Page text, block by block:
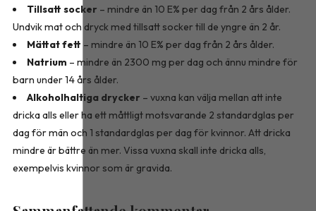
Tillsatt socker – mindre än 10 E% per dag från 2 års ålder.
Undvik mat och dryck med tillsatt socker till de yngre än 2 år.
Mättat fett – mindre än 10 E% per dag från 2 års ålder.
Natrium – mindre än 2300 mg per dag och ännu mindre för
barn under 14 års ålder.
Alkoholhaltiga drycker – vuxna kan välja mellan att inte
dricka alls eller ha ett måttligt motsvarande 2 standardglas per
dag för män och 1 standardglas per dag för kvinnor. Att dricka
mindre är bättre än mer. Vissa vuxna skall inte dricka alls,
exempelvis kvinnor som är gravida.